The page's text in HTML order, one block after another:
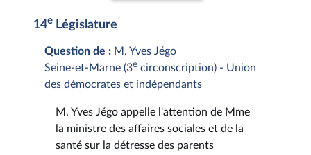
14e Législature
Question de : M. Yves Jégo
Seine-et-Marne (3e circonscription) - Union
des démocrates et indépendants
M. Yves Jégo appelle l'attention de Mme
la ministre des affaires sociales et de la
santé sur la détresse des parents